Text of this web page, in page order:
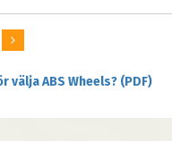
välja ABS Wheels? (PDF)